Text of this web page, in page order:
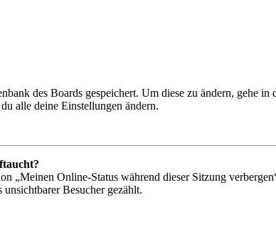
des Boards gespeichert. Um diese zu ändern, gehe
alle deine Einstellungen ändern.
„Meinen Online-Status während dieser Sitzung
Besucher gezählt.